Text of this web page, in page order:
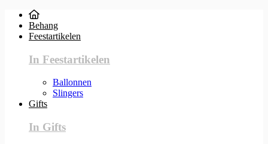
Behang
Feestartikelen
In Feestartikelen
Ballonnen
Slingers
Gifts
In Gifts